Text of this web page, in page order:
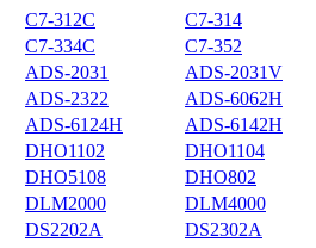
С7-312С С7-314
С7-334С С7-352
ADS-2031 ADS-2031V
ADS-2322 ADS-6062H
ADS-6124H ADS-6142H
DHO1102 DHO1104
DHO5108 DHO802
DLM2000 DLM4000
DS2202A DS2302A